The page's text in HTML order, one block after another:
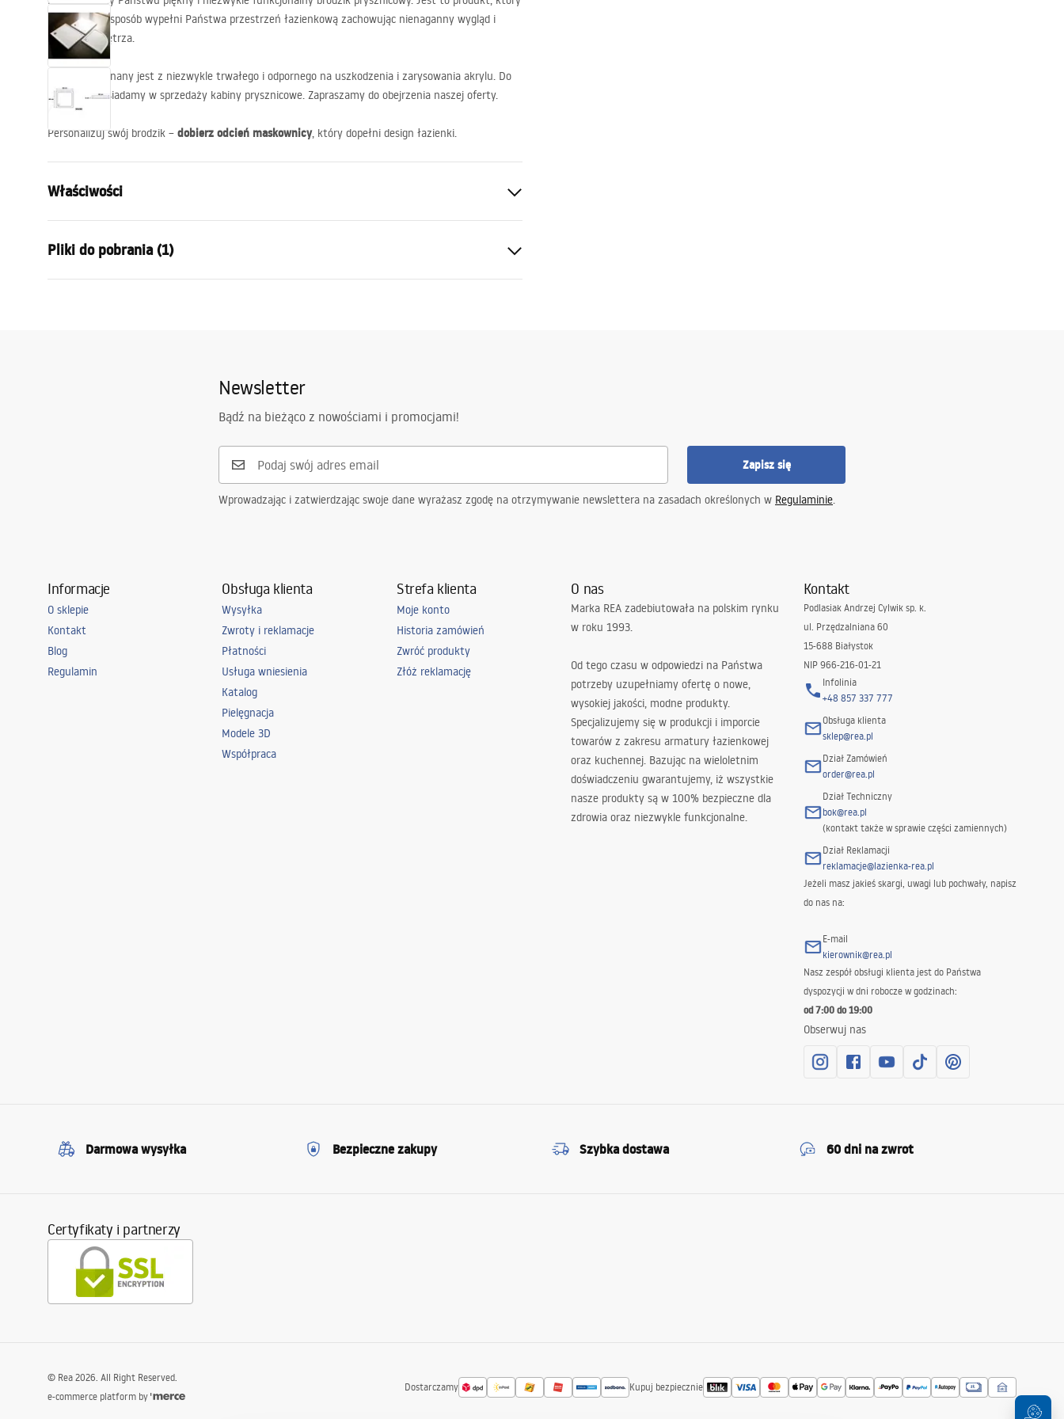
w doskonały sposób wypełni Państwa przestrzeń łazienkową zachowując nienaganny wygląd i
estetykę wnętrza.
Brodzik wykonany jest z niezwykle trwałego i odpornego na uszkodzenia i zarysowania akrylu. Do
kompletu posiadamy w sprzedaży kabiny prysznicowe. Zapraszamy do obejrzenia naszej oferty.
Personalizuj swój brodzik – dobierz odcień maskownicy, który dopełni design łazienki.
Właściwości
Materiał:
Długość:
900mm
90
24 miesiące
Pliki do pobrania (1)
Newsletter
Bądź na bieżąco z nowościami i promocjami!
Zapisz się
Wprowadzając i zatwierdzając swoje dane wyrażasz zgodę na otrzymywanie newslettera na zasadach określonych w Regulaminie.
Informacje
O sklepie
Kontakt
Blog
Regulamin
Obsługa klienta
Wysyłka
Zwroty i reklamacje
Płatności
Usługa wniesienia
Katalog
Pielęgnacja
Modele 3D
Współpraca
Strefa klienta
Moje konto
Historia zamówień
Zwróć produkty
Złóż reklamację
O nas
Marka REA zadebiutowała na polskim rynku
w roku 1993.
Od tego czasu w odpowiedzi na Państwa
potrzeby uzupełniamy ofertę o nowe,
wysokiej jakości, modne produkty.
Specjalizujemy się w produkcji i imporcie
towarów z zakresu armatury łazienkowej
oraz kuchennej. Bazując na wieloletnim
doświadczeniu gwarantujemy, iż wszystkie
nasze produkty są w 100% bezpieczne dla
zdrowia oraz niezwykle funkcjonalne.
Kontakt
Podlasiak Andrzej Cylwik sp. k.
ul. Przędzalniana 60
15-688 Białystok
NIP 966-216-01-21
Infolinia
+48 857 337 777
Obsługa klienta
sklep@rea.pl
Dział Zamówień
order@rea.pl
Dział Techniczny
bok@rea.pl
(kontakt także w sprawie części zamiennych)
Dział Reklamacji
reklamacje@lazienka-rea.pl
Jeżeli masz jakieś skargi, uwagi lub pochwały, napisz
do nas na:
E-mail
kierownik@rea.pl
Nasz zespół obsługi klienta jest do Państwa
dyspozycji w dni robocze w godzinach:
od 7:00 do 19:00
Obserwuj nas
Darmowa wysyłka Bezpieczne zakupy Szybka dostawa 60 dni na zwrot
Certyfikaty i partnerzy
Dostarczamy Kupuj bezpiecznie
© Rea 2026. All Right Reserved.
e-commerce platform by